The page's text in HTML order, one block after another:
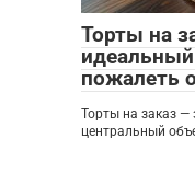
Торты на
идеальный
пожалеть
Торты на заказ —
центральный